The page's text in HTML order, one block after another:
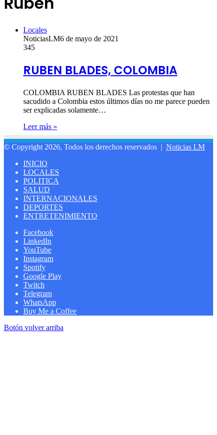
Locales
NoticiasLM6 de mayo de 2021
345
RUBEN BLADES, COLOMBIA
COLOMBIA RUBEN BLADES Las protestas que han
sacudido a Colombia estos últimos días no me parece pueden
ser explicadas solamente…
Leer más »
© Copyright 2026, Todos los derechos reservados | Noticias LM
INICIO
LOCALES
POLITICA
SALUD
INTERNACIONALES
DEPORTES
ENTRETENIMIENTO
Facebook
LinkedIn
YouTube
Instagram
Spotify
Google Play
Twitch
Telegram
WhatsApp
Buy Me a Coffee
Botón volver arriba